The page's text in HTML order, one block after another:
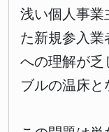
浅い個人事業
た新規参入
への理解が乏
ブルの温床と